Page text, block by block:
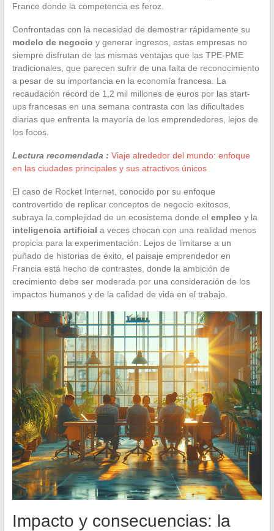
France donde la competencia es feroz.
Confrontadas con la necesidad de demostrar rápidamente su
modelo de negocio y generar ingresos, estas empresas no
siempre disfrutan de las mismas ventajas que las TPE-PME
tradicionales, que parecen sufrir de una falta de reconocimiento
a pesar de su importancia en la economía francesa. La
recaudación récord de 1,2 mil millones de euros por las start-
ups francesas en una semana contrasta con las dificultades
diarias que enfrenta la mayoría de los emprendedores, lejos de
los focos.
Lectura recomendada : Viaje alrededor del mundo: enfoque
en las ciudades principales y sus atractivos únicos
El caso de Rocket Internet, conocido por su enfoque
controvertido de replicar conceptos de negocio exitosos,
subraya la complejidad de un ecosistema donde el empleo y la
inteligencia artificial a veces chocan con una realidad menos
propicia para la experimentación. Lejos de limitarse a un
puñado de historias de éxito, el paisaje emprendedor en
Francia está hecho de contrastes, donde la ambición de
crecimiento debe ser moderada por una consideración de los
impactos humanos y de la calidad de vida en el trabajo.
Impacto y consecuencias: la